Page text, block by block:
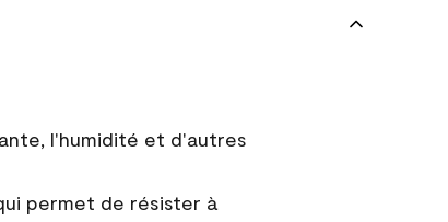
l'humidité et d'autres
permet de résister à